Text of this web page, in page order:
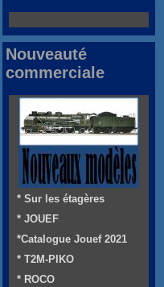
Nouveauté
commerciale
* Sur les étagères
* JOUEF
*Catalogue Jouef 2021
* T2M-PIKO
* ROCO